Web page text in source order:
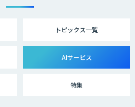
トピックス一覧
AIサービス
特集